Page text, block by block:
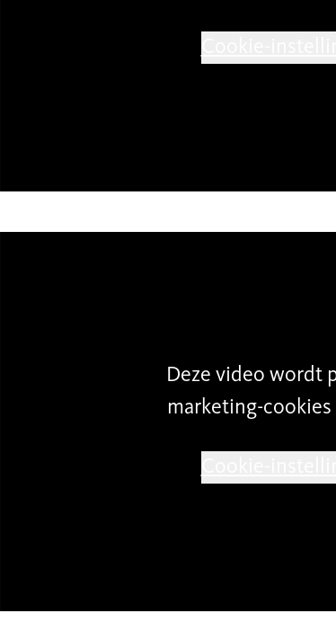
Deze video wordt
marketing-